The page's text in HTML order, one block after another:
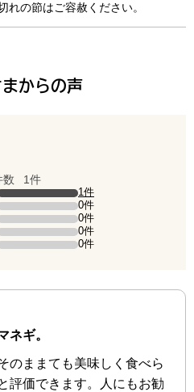
れの節はご容赦ください。
からの声
満点中）
数 1件
1件です（全体の100%）。
1件
0件です。 0件
0件です。 0件
0件です。 0件
0件です。 0件
ネギ。
のままても美味しく食べら
評価できます。人にもお勧